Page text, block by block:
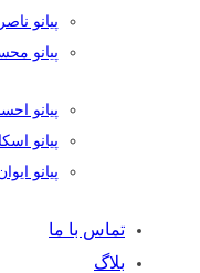
پیانو
پیانو
پیانو
پیانو
پیانو
تماس با ما
بلاگ